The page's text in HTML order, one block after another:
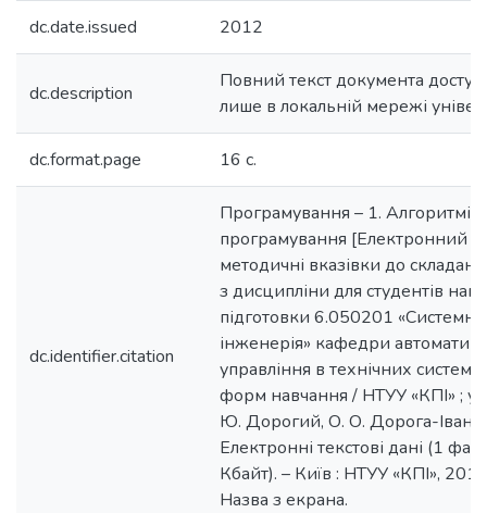
dc.date.issued 2012
dc.description
Повний текст документа
лише в локальній мережі
dc.format.page 16 с.
dc.identifier.citation
Програмування – 1.
програмування [Електронний
методичні вказівки до
з дисципліни для студентів
підготовки 6.050201 «Системна
інженерія» кафедри
управління в технічних
форм навчання / НТУУ «КПІ» ;
Ю. Дорогий, О. О. Дорога-
Електронні текстові дані (1
Кбайт). – Київ : НТУУ «КПІ»,
Назва з екрана.